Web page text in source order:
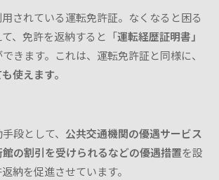
されている運転免許証。なくなると困る
、免許を返納すると「 運転経歴証明書」
きます。これは、運転免許証と同様に、
使えます。
段として、 公共交通機関の優遇サービス
の割引を受けられるなどの優遇措置を設
納を促進させています。